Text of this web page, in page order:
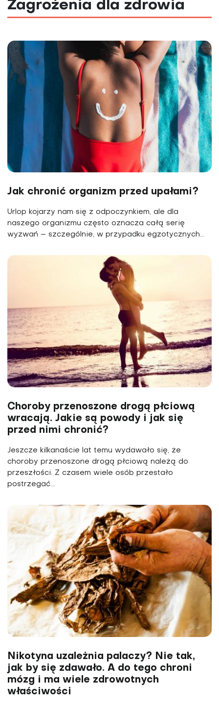
Zagrożenia dla zdrowia
Jak chronić organizm przed upałami?
Urlop kojarzy nam się z odpoczynkiem, ale dla
naszego organizmu często oznacza całą serię
wyzwań – szczególnie, w przypadku egzotycznych...
Choroby przenoszone drogą płciową
wracają. Jakie są powody i jak się
przed nimi chronić?
Jeszcze kilkanaście lat temu wydawało się, że
choroby przenoszone drogą płciową należą do
przeszłości. Z czasem wiele osób przestało
postrzegać...
Nikotyna uzależnia palaczy? Nie tak,
jak by się zdawało. A do tego chroni
mózg i ma wiele zdrowotnych
właściwości